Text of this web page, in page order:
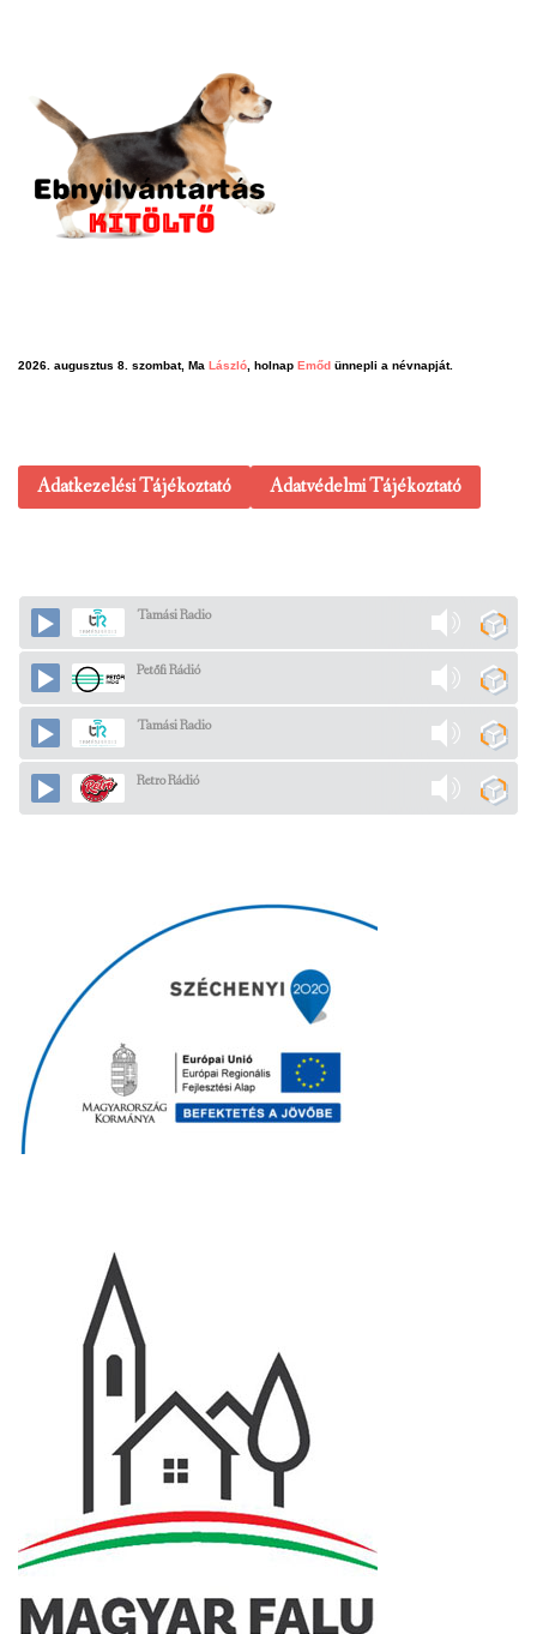
2026. augusztus 8. szombat, Ma László , holnap Emőd ünnepli a névnapját.
Adatkezelési Tájékoztató Adatvédelmi Tájékoztató
Tamási Radio
Petőfi Rádió
Tamási Radio
Retro Rádió